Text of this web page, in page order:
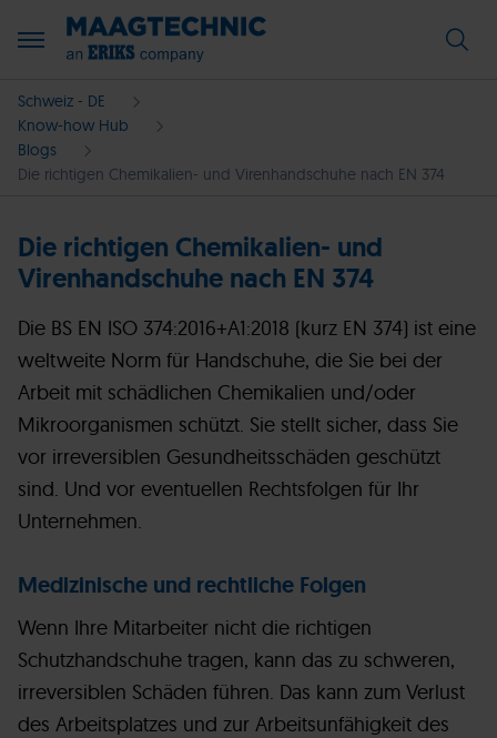
Schweiz - DE
Know-how Hub
Blogs
Die richtigen Chemikalien- und Virenhandschuhe nach EN 374
Die richtigen Chemikalien- und
Virenhandschuhe nach EN 374
Die BS EN ISO 374:2016+A1:2018 (kurz EN 374) ist eine
weltweite Norm für Handschuhe, die Sie bei der
Arbeit mit schädlichen Chemikalien und/oder
Mikroorganismen schützt. Sie stellt sicher, dass Sie
vor irreversiblen Gesundheitsschäden geschützt
sind. Und vor eventuellen Rechtsfolgen für Ihr
Unternehmen.
Medizinische und rechtliche Folgen
Wenn Ihre Mitarbeiter nicht die richtigen
Schutzhandschuhe tragen, kann das zu schweren,
irreversiblen Schäden führen. Das kann zum Verlust
des Arbeitsplatzes und zur Arbeitsunfähigkeit des